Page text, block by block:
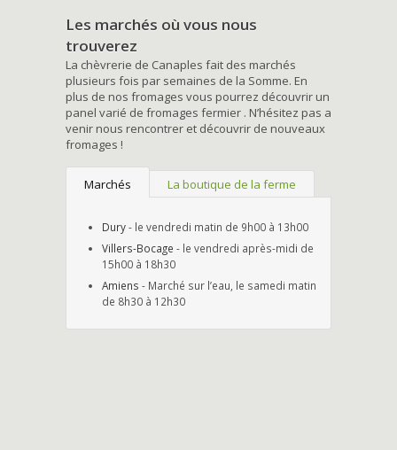
Les marchés où vous nous
trouverez
La chèvrerie de Canaples fait des marchés
plusieurs fois par semaines de la Somme. En
plus de nos fromages vous pourrez découvrir un
panel varié de fromages fermier . N’hésitez pas a
venir nous rencontrer et découvrir de nouveaux
fromages !
Marchés La boutique de la ferme
Dury- le vendredi matin de 9h00 à 13h00
Villers-Bocage - le vendredi après-midi de
15h00 à 18h30
Amiens - Marché sur l’eau, le samedi matin
de 8h30 à 12h30